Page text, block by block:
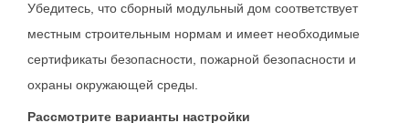
Убедитесь, что сборный модульный дом соответствует
местным строительным нормам и имеет необходимые
сертификаты безопасности, пожарной безопасности и
охраны окружающей среды.
Рассмотрите варианты настройки